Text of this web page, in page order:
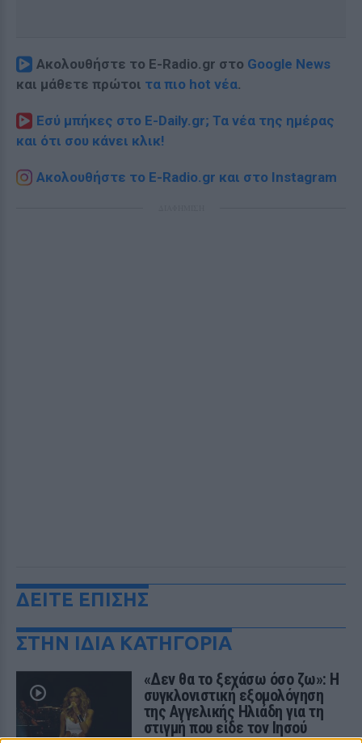
Ακολουθήστε το E-Radio.gr στο Google News
και μάθετε πρώτοι τα πιο hot νέα.
Εσύ μπήκες στο E-Daily.gr; Τα νέα της ημέρας
και ότι σου κάνει κλικ!
Ακολουθήστε το E-Radio.gr και στο Instagram
ΔΕΙΤΕ ΕΠΙΣΗΣ
ΣΤΗΝ ΙΔΙΑ ΚΑΤΗΓΟΡΙΑ
«Δεν θα το ξεχάσω όσο ζω»: Η
συγκλονιστική εξομολόγηση
της Αγγελικής Ηλιάδη για τη
στιγμή που είδε τον Ιησού